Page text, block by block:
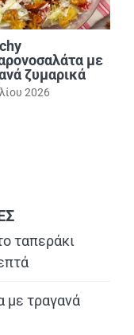
με
ζυμαρικά
2026
ταπεράκι
με τραγανά